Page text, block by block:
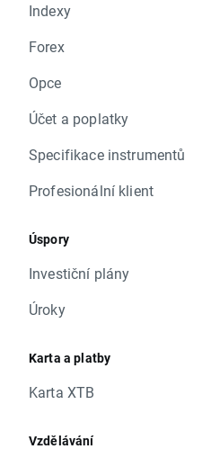
Indexy
Forex
Opce
Účet a poplatky
Specifikace instrumentů
Profesionální klient
Úspory
Investiční plány
Úroky
Karta a platby
Karta XTB
Vzdělávání